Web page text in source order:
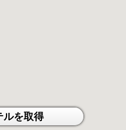
ルを取得